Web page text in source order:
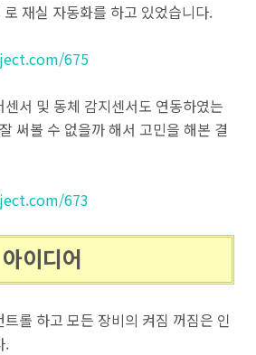
재실 자동화를 하고 있었습니다.
675
서 및 동체 감지센서도 연동하였는
써볼 수 없을까 해서 고민을 해본 결
673
이디어
롤 하고 모든 장비의 켜짐 꺼짐은 인
.